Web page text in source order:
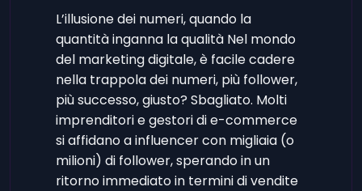
L’illusione dei numeri, quando la
quantità inganna la qualità Nel mondo
del marketing digitale, è facile cadere
nella trappola dei numeri, più follower,
più successo, giusto? Sbagliato. Molti
imprenditori e gestori di e-commerce
si affidano a influencer con migliaia (o
milioni) di follower, sperando in un
ritorno immediato in termini di vendite